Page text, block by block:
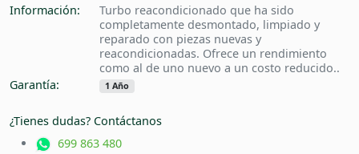
Información:
Turbo reacondicionado que ha sido
completamente desmontado, limpiado y
reparado con piezas nuevas y
reacondicionadas. Ofrece un rendimiento
como al de uno nuevo a un costo reducido..
Garantía:
1 Año
¿Tienes dudas? Contáctanos
699 863 480